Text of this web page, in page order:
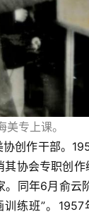
专上课。
创作干部。
协会专职创作
。同年6月俞云
练班”。1957